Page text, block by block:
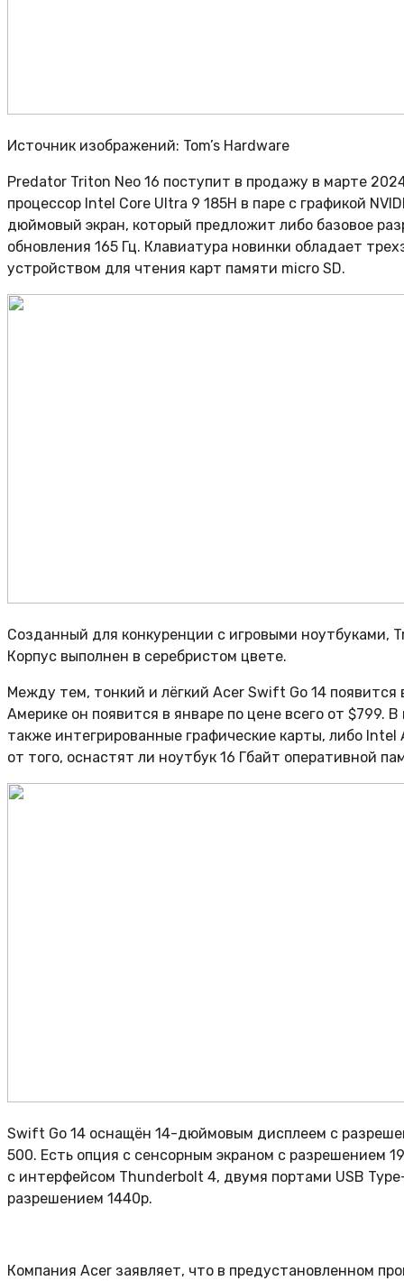
Источник изображений: Tom’s Hardware
Predator Triton Neo 16 поступит в продажу в марте
процессор Intel Core Ultra 9 185H в паре с графикой
дюймовый экран, который предложит либо базовое
обновления 165 Гц. Клавиатура новинки обладает
устройством для чтения карт памяти micro SD.
Созданный для конкуренции с игровыми ноутбуками,
Корпус выполнен в серебристом цвете.
Между тем, тонкий и лёгкий Acer Swift Go 14
Америке он появится в январе по цене всего от $799.
также интегрированные графические карты, либо
от того, оснастят ли ноутбук 16 Гбайт оперативной
Swift Go 14 оснащён 14-дюймовым дисплеем с
500. Есть опция с сенсорным экраном с разрешением
с интерфейсом Thunderbolt 4, двумя портами USB
разрешением 1440p.
Компания Acer заявляет, что в предустановленном